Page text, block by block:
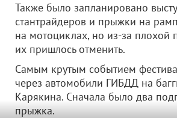
Также было запланировано
стантрайдеров и прыжки на
на мотоциклах, но из-за плохой
их пришлось отменить.
Самым крутым событием
через автомобили ГИБДД на
Карякина. Сначала было два
прыжка.